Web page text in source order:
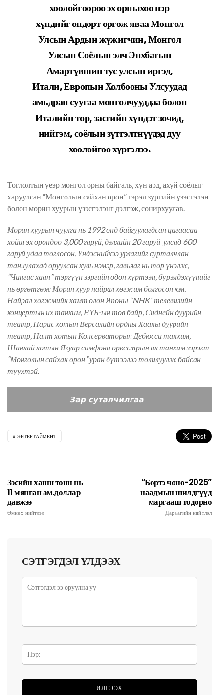
хоолойгоороо эх орныхоо нэр
хүндийг өндөрт өргөж яваа Монгол
Улсын Ардын жүжигчин, Монгол
Улсын Соёлын элч Энхбатын
Амартүвшин тус улсын иргэд,
Итали, Европын Холбооны Улсуудад
амьдран суугаа монголчууддаа болон
Италийн төр, засгийн хүндэт зочид,
нийгэм, соёлын зүтгэлтнүүдэд дуу
хоолойгоо хүргэлээ.
Тоглолтын үеэр монгол орны байгаль, хүн ард, ахуй соёлыг
харуулсан “Монголын сайхан орон” гэрэл зургийн үзэсгэлэн
болон морин хуурын үзэсгэлэнг дэлгэж, сонирхуулав.
Морин хуурын чуулга нь 1992 онд байгуулагдсан цагаасаа
хойш эх орондоо 3,000 гаруй, дэлхийн 20 гаруй улсад 600
гаруй удаа тоглосон. Үндэснийхээ урлагийг сурталчлан
таниулахад оруулсан хувь нэмэр, гавьяаг нь төр үнэлж,
“Чингис хаан” тэргүүн зэргийн одон хүртээн, бүрэлдэхүүнийг
нь өргөтгөж Морин хуур найрал хөгжим болгосон юм.
Найрал хөгжмийн хамт олон Японы “NHK” телевизийн
концертын их танхим, НҮБ-ын төв байр, Сиднейн дуурийн
театр, Парис хотын Версалийн ордны Хааны дуурийн
театр, Нант хотын Консерваторын Дебюсси танхим,
Шанхай хотын Ягуар симфони оркестрын их танхим зэрэгт
“Монголын сайхан орон” уран бүтээлээ толилуулж байсан
түүхтэй.
ЭНТЕРТАЙМЕНТ
Зэсийн ханш тонн нь
11 мянган ам.доллар
давжээ
Өмнөх нийтлэл
“Бөртэ чоно-2025”
наадмын шилдгүүд
маргааш тодорно
Дараагийн нийтлэл
СЭТГЭГДЭЛ ҮЛДЭЭХ